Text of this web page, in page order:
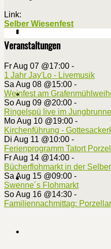
Link:
Selber Wiesenfest
Veranstaltungen
Fr Aug 07 @17:00 -
1 Jahr Jay'Lo - Livemusik
Sa Aug 08 @15:00 -
Weinfest am
So Aug 09 @20:00 -
Ringelspü live im
Mo Aug 10 @19:00 -
Kirchenführung -
Di Aug 11 @10:00 -
Ferienprogramm Tatort
Fr Aug 14 @14:00 -
Bücherflohmarkt in der
Sa Aug 15 @09:00 -
Swenne´s Flohmarkt
So Aug 16 @14:30 -
Familiennachmittag: